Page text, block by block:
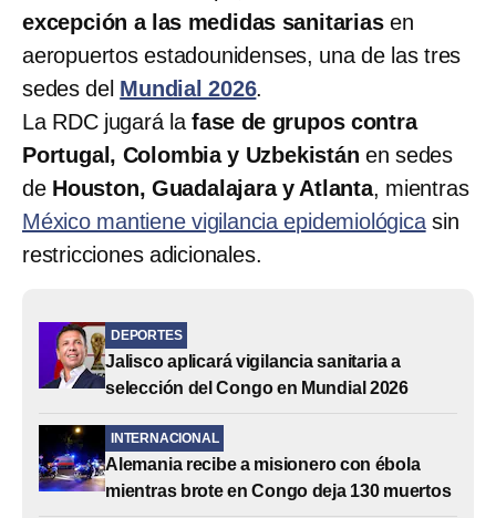
excepción a las medidas sanitarias en
aeropuertos estadounidenses, una de las tres
sedes del Mundial 2026.
La RDC jugará la fase de grupos contra
Portugal, Colombia y Uzbekistán en sedes
de Houston, Guadalajara y Atlanta, mientras
México mantiene vigilancia epidemiológicasin
restricciones adicionales.
DEPORTES
Jalisco aplicará vigilancia sanitaria a
selección del Congo en Mundial 2026
INTERNACIONAL
Alemania recibe a misionero con ébola
mientras brote en Congo deja 130 muertos